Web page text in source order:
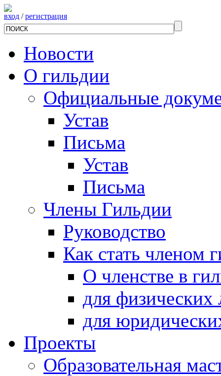
вход /регистрация
Новости
О гильдии
Официальные
Устав
Письма
Устав
Письма
Члены Гильдии
Руководство
Как стать членом
О членстве в
для физических
для
Проекты
Образовательная